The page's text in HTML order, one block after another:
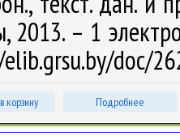
2013. – 1
doc/
корзину Подробнее